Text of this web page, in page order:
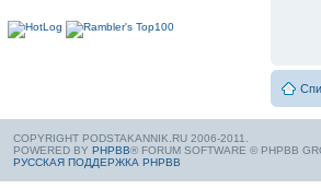
COPYRIGHT PODSTAKANNIK.RU 2006-2011.
POWERED BY PHPBB® FORUM SOFTWARE © PHPBB
РУССКАЯ ПОДДЕРЖКА PHPBB